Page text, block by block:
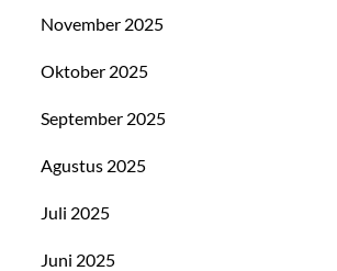
November 2025
Oktober 2025
September 2025
Agustus 2025
Juli 2025
Juni 2025